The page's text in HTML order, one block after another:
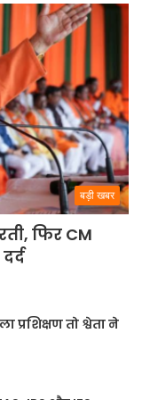
बड़ी खबर
फिर CM
तो श्वेता ने